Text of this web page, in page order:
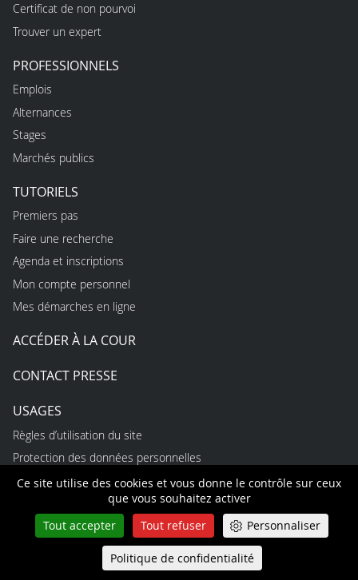
Ce site utilise des cookies et vous donne le contrôle sur ceux
que vous souhaitez activer
Tout accepter
Tout refuser Personnaliser
Politique de confidentialité
Certificat de non pourvoi
Trouver un expert
PROFESSIONNELS
Emplois
Alternances
Stages
Marchés publics
TUTORIELS
Premiers pas
Faire une recherche
Agenda et inscriptions
Mon compte personnel
Mes démarches en ligne
ACCÉDER À LA COUR
CONTACT PRESSE
USAGES
Règles d’utilisation du site
Protection des données personnelles
Accessibilité non conforme
INFORMATIONS
Queue-Fair